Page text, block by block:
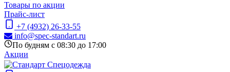
Товары по акции
Прайс-лист
+7 (4932) 26-33-55
info@spec-standart.ru
По будням с 08:30 до 17:00
Акции